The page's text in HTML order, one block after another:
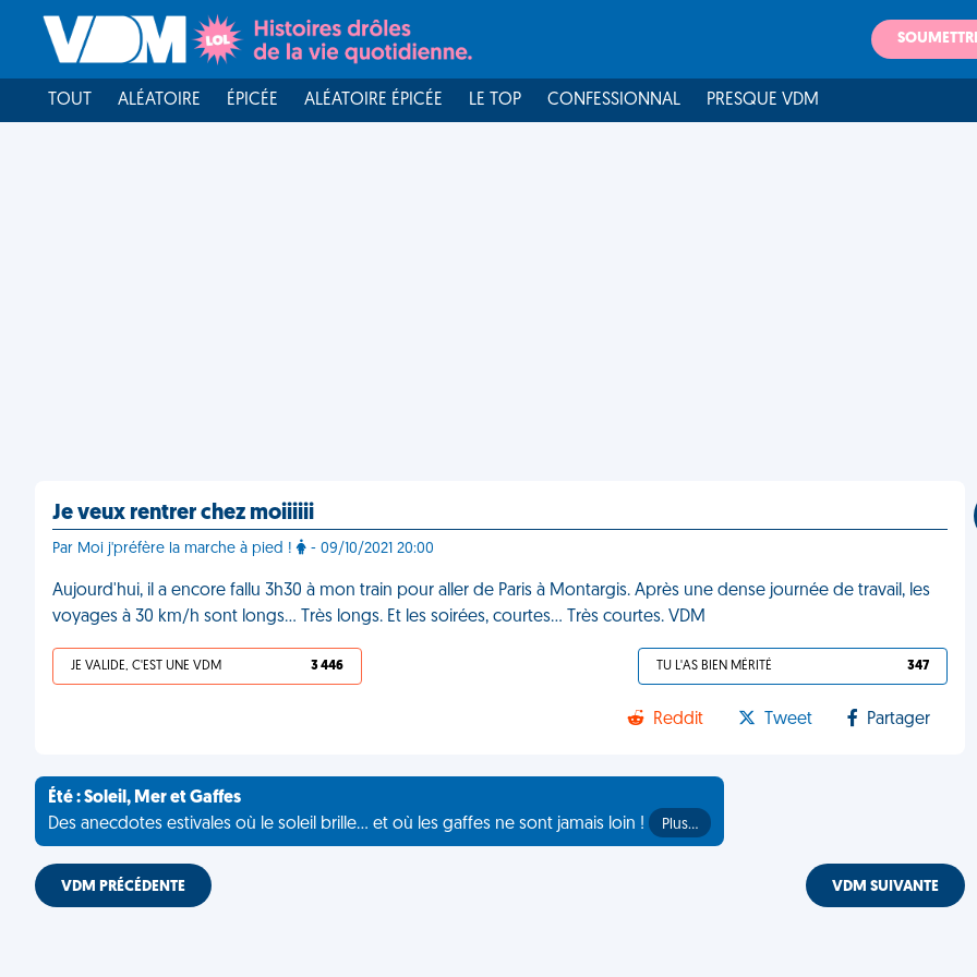
TOUT ALÉATOIRE ÉPICÉE ALÉATOIRE ÉPICÉE LE TOP CONFESSIONNAL PRESQUE VDM
Je veux rentrer chez moiiiiii
Par Moi j'préfère la marche à pied ! - 09/10/2021 20:00
Aujourd'hui, il a encore fallu 3h30 à mon train pour aller de Paris à Montargis. Après une dense journée de travail, les
voyages à 30 km/h sont longs… Très longs. Et les soirées, courtes… Très courtes. VDM
JE VALIDE, C'EST UNE VDM 3 446 TU L'AS BIEN MÉRITÉ 347
Reddit Tweet Partager
Été : Soleil, Mer et Gaffes
Des anecdotes estivales où le soleil brille... et où les gaffes ne sont jamais loin !
Plus…
VDM PRÉCÉDENTE VDM SUIVANTE